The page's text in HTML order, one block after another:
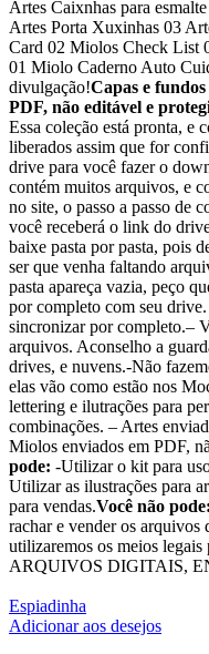
Artes Caixnhas para esmalte
Artes Porta Xuxinhas 03
Card 02 Miolos Check List
01 Miolo Caderno Auto
divulgação!Capas e
PDF, não editável e
Essa coleção está pronta, e
liberados assim que for
drive para você fazer o
contém muitos arquivos, e
no site, o passo a passo de
você receberá o link do
baixe pasta por pasta, pois
ser que venha faltando
pasta apareça vazia, peço
por completo com seu
sincronizar por completo.–
arquivos. Aconselho a
drives, e nuvens.-Não
elas vão como estão nos
lettering e ilutrações para
combinações. – Artes
Miolos enviados em PDF,
pode: -Utilizar o kit para
Utilizar as ilustrações para
para vendas.Você não pode:
rachar e vender os arquivos
utilizaremos os meios
ARQUIVOS DIGITAIS,
Espiadinha
Adicionar aos desejos